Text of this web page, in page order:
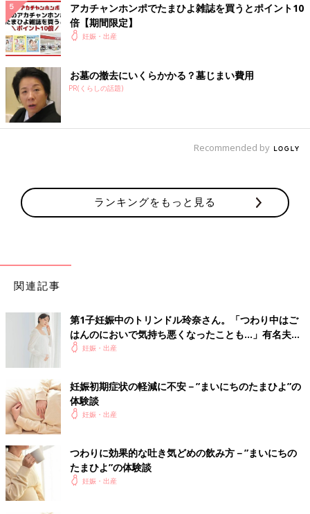
アカチャンホンポでたまひよ雑誌を買うとポイント10
倍【期間限定】
妊娠・出産
お墓の撤去にいくらかかる？墓じまい費用
PR(くらしの話題)
Recommended by
ランキングをもっと見る
関連記事
第1子妊娠中のトリンドル玲奈さん。「つわり中はご
はんのにおいで気持ち悪くなったことも…」有名夫婦
のYouTubeから学んだ夫がつわり中にしたことと
妊娠・出産
妊娠初期症状の軽減に不安－”まいにちのたまひよ”の
体験談
妊娠・出産
つわりに効果的な吐き気どめの飲み方－”まいにちの
たまひよ”の体験談
妊娠・出産